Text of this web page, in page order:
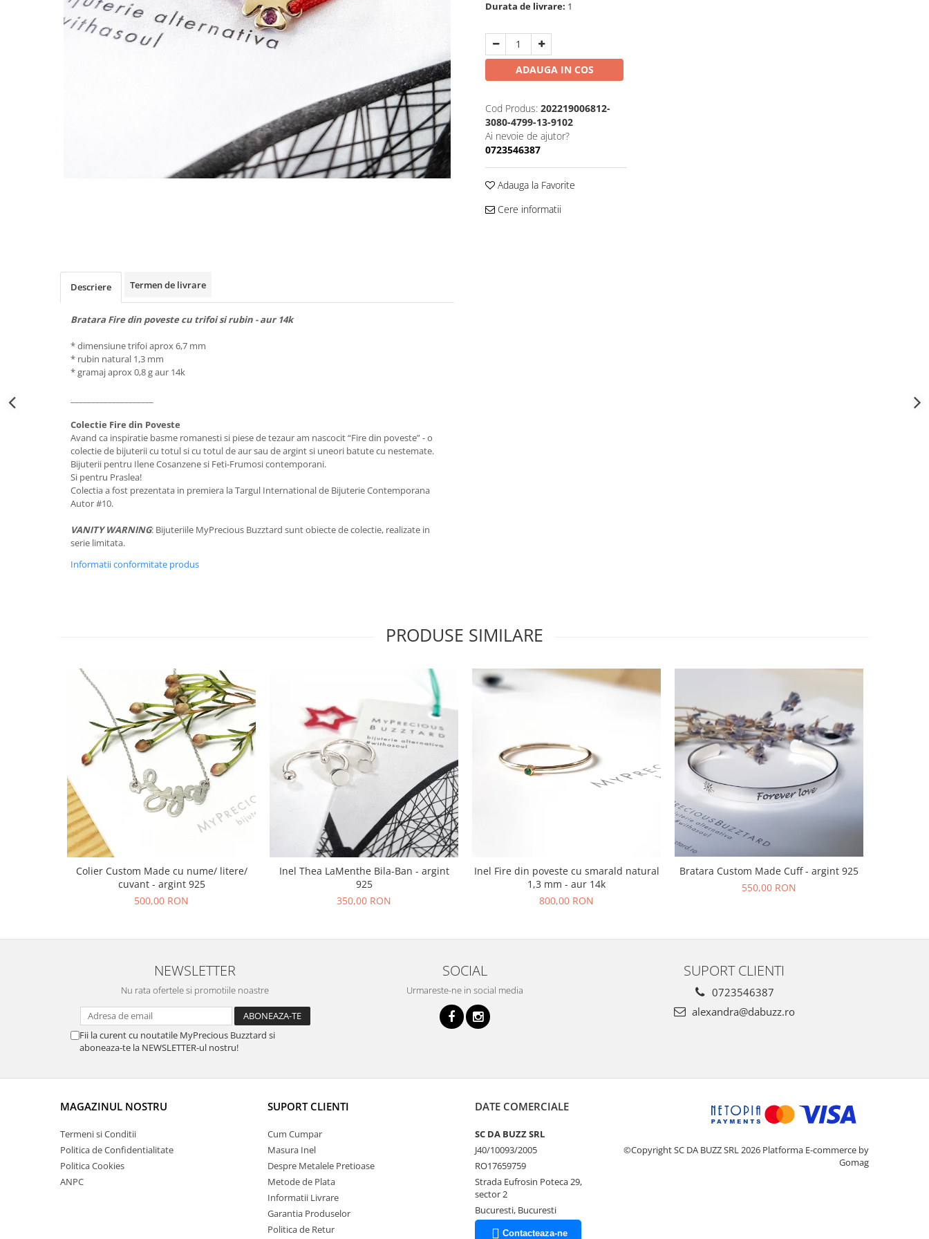
AN-TAN-TICHITAN
Durata de livrare: 1
ADAUGA IN COS
Cod Produs: 202219006812-
3080-4799-13-9102
Ai nevoie de ajutor?
0723546387
Adauga la Favorite
Cere informatii
Descriere Termen de livrare
Bratara Fire din poveste cu trifoi si rubin - aur 14k
* dimensiune trifoi aprox 6,7 mm
* rubin natural 1,3 mm
* gramaj aprox 0,8 g aur 14k
Colectie Fire din Poveste
Avand ca inspiratie basme romanesti si piese de tezaur am nascocit “Fire din poveste” - o
colectie de bijuterii cu totul si cu totul de aur sau de argint si uneori batute cu nestemate.
Bijuterii pentru Ilene Cosanzene si Feti-Frumosi contemporani.
Si pentru Praslea!
Colectia a fost prezentata in premiera la Targul International de Bijuterie Contemporana
Autor #10.
VANITY WARNING: Bijuteriile MyPrecious Buzztard sunt obiecte de colectie, realizate in
serie limitata.
Informatii conformitate produs
PRODUSE SIMILARE
Colier Custom Made cu nume/ litere/
cuvant - argint 925
500,00 RON
Inel Thea LaMenthe Bila-Ban - argint
925
350,00 RON
Inel Fire din poveste cu smarald natural
1,3 mm - aur 14k
800,00 RON
Bratara Custom Made Cuff - argint 925
550,00 RON
NEWSLETTER
Nu rata ofertele si promotiile noastre
Fii la curent cu noutatile MyPrecious Buzztard si
aboneaza-te la NEWSLETTER-ul nostru!
SOCIAL
Urmareste-ne in social media
SUPORT CLIENTI
0723546387
alexandra@dabuzz.ro
MAGAZINUL NOSTRU
Termeni si Conditii
Politica de Confidentialitate
Politica Cookies
ANPC
SUPORT CLIENTI
Cum Cumpar
Masura Inel
Despre Metalele Pretioase
Metode de Plata
Informatii Livrare
Garantia Produselor
Politica de Retur
DATE COMERCIALE
SC DA BUZZ SRL
J40/10093/2005
RO17659759
Strada Eufrosin Poteca 29,
sector 2
Bucuresti, Bucuresti
Contacteaza-ne
©Copyright SC DA BUZZ SRL 2026 Platforma E-commerce by
Gomag